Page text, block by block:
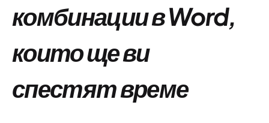
комбинации в Word,
които ще ви
спестят време